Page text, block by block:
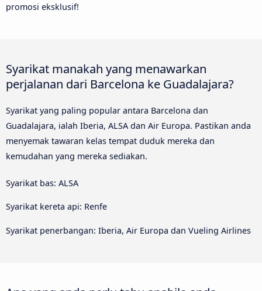
promosi eksklusif!
Syarikat manakah yang menawarkan
perjalanan dari Barcelona ke Guadalajara?
Syarikat yang paling popular antara Barcelona dan
Guadalajara, ialah Iberia, ALSA dan Air Europa. Pastikan anda
menyemak tawaran kelas tempat duduk mereka dan
kemudahan yang mereka sediakan.
Syarikat bas: ALSA
Syarikat kereta api: Renfe
Syarikat penerbangan: Iberia, Air Europa dan Vueling Airlines